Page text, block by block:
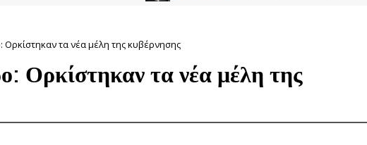
τα νέα μέλη της κυβέρνησης
Ορκίστηκαν τα νέα μέλη της